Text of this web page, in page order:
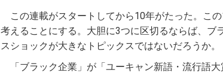
この連載がスタートしてから10年がたった。こ
考えることにする。大胆に3つに区切るならば、
スショックが大きなトピックスではないだろうか。
「ブラック企業」が「ユーキャン新語・流行語